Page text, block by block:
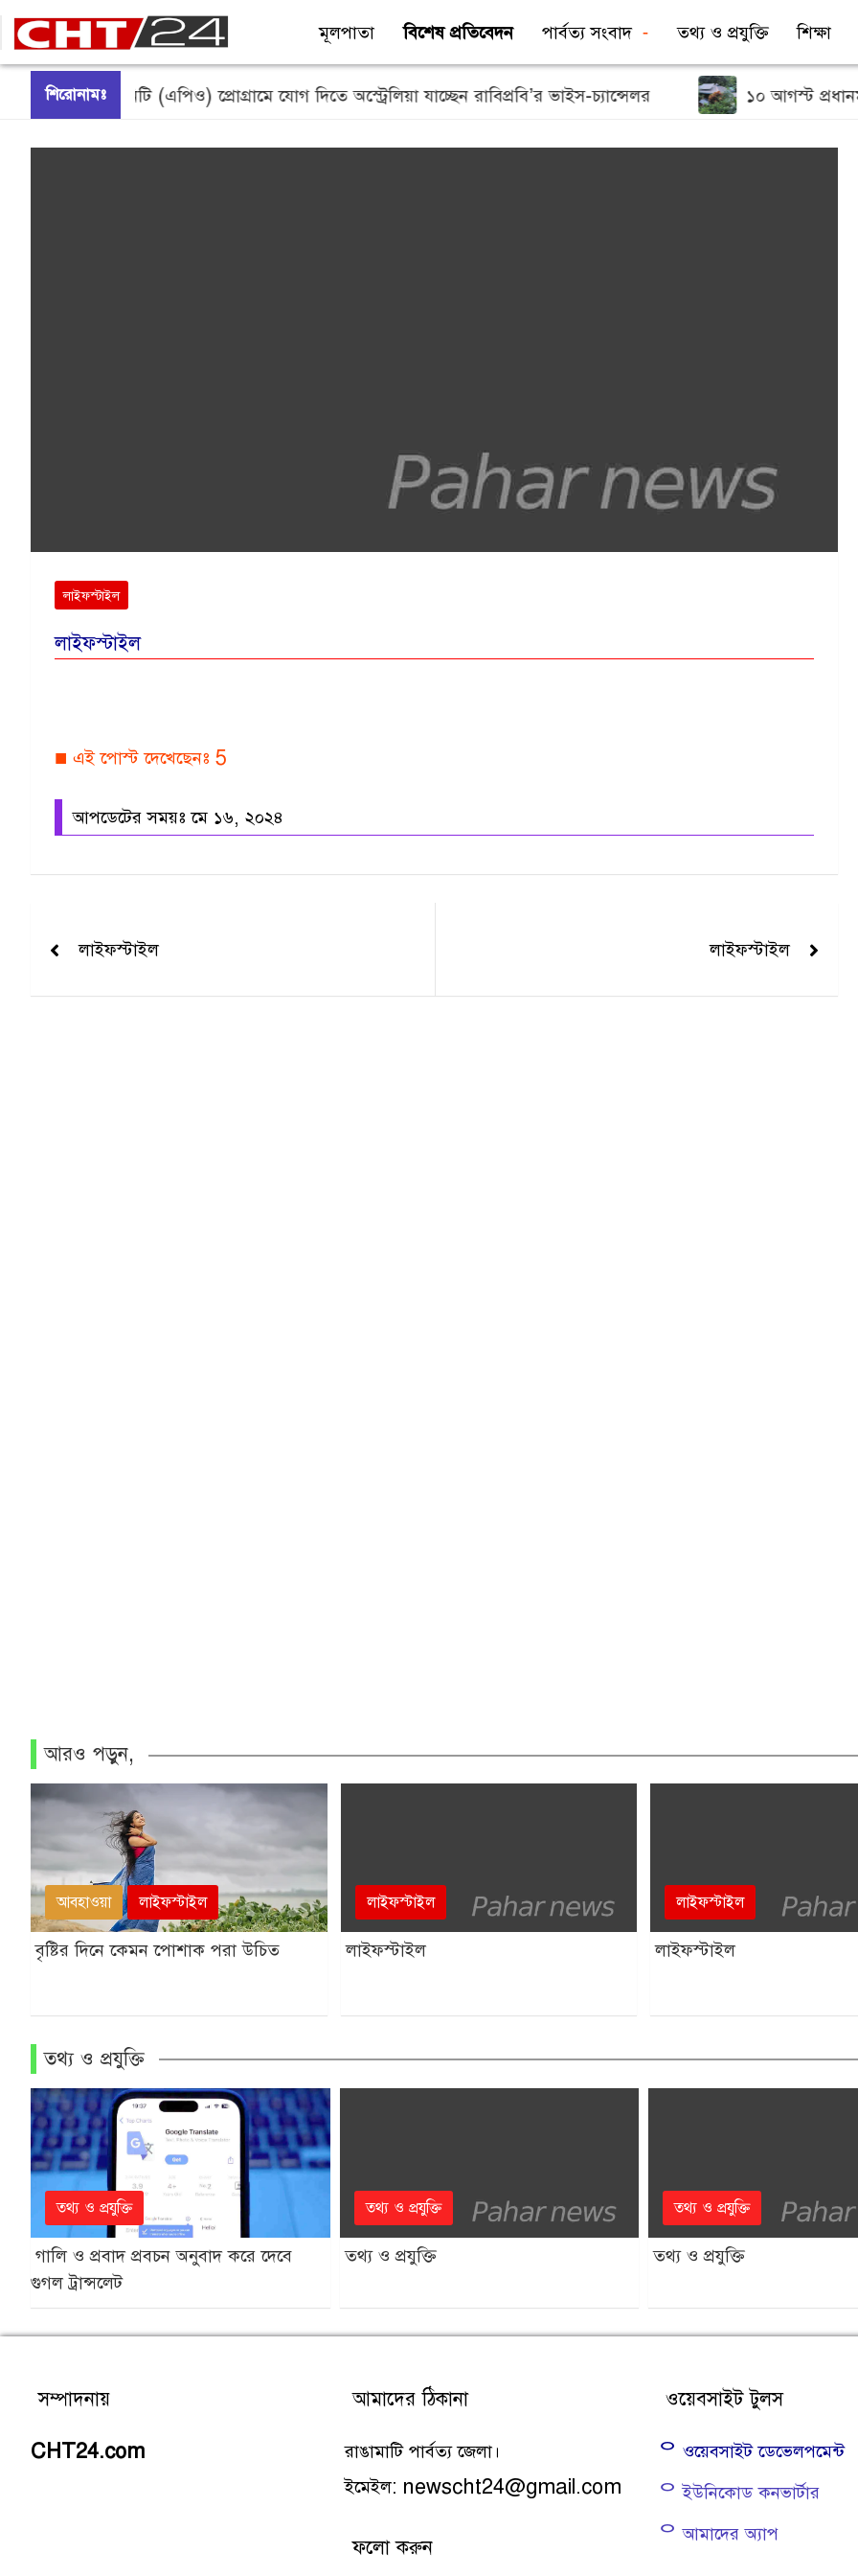
মূলপাতা বিশেষ প্রতিবেদন পার্বত্য সংবাদ তথ্য ও প্রযুক্তি শিক্ষা
শিরোনামঃ
অপরচুনিটি (এপিও) প্রোগ্রামে যোগ দিতে অস্ট্রেলিয়া যাচ্ছেন রাবিপ্রবি’র ভাইস-চ্যান্সেলর ১০ আগস্ট
লাইফস্টাইল
লাইফস্টাইল
■ এই পোস্ট দেখেছেনঃ 5
আপডেটের সময়ঃ মে ১৬, ২০২৪
navigation
লাইফস্টাইল লাইফস্টাইল
আরও পড়ুন,
আবহাওয়া লাইফস্টাইল
বৃষ্টির দিনে কেমন পোশাক পরা উচিত
লাইফস্টাইল
লাইফস্টাইল
লাইফস্টাইল
লাইফস্টাইল
তথ্য ও প্রযুক্তি
তথ্য ও প্রযুক্তি
গালি ও প্রবাদ প্রবচন অনুবাদ করে দেবে
গুগল ট্রান্সলেট
তথ্য ও প্রযুক্তি
তথ্য ও প্রযুক্তি
তথ্য ও প্রযুক্তি
তথ্য ও প্রযুক্তি
সম্পাদনায়
CHT24.com
আমাদের ঠিকানা
রাঙামাটি পার্বত্য জেলা।
ইমেইল: newscht24@gmail.com
ফলো করুন
ওয়েবসাইট টুলস
ᄋ ওয়েবসাইট ডেভেলপমেন্ট
ᄋ ইউনিকোড কনভার্টার
ᄋ আমাদের অ্যাপ